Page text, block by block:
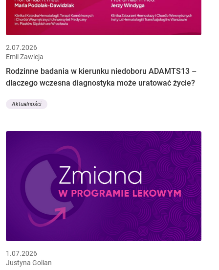
2.07.2026
Emil Zawieja
Rodzinne badania w kierunku niedoboru ADAMTS13 –
dlaczego wczesna diagnostyka może uratować życie?
Aktualności
1.07.2026
Justyna Golian